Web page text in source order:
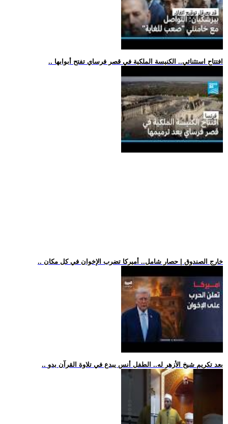
.. افتتاح استثنائي.. الكنيسة الملكية في قصر فرساي تفتح أبوابها
.. خارج الصندوق | حصار شامل.. أميركا تضرب الإخوان في كل مكان
.. بعد تكريم شيخ الأزهر له.. الطفل أنس يبدع في تلاوة القرآن بدو